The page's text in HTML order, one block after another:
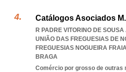
Catálogos Asociados
R PADRE VITORINO DE
UNIÃO DAS FREGUESIAS DE
FREGUESIAS NOGUEIRA
BRAGA
Comércio por grosso de outras